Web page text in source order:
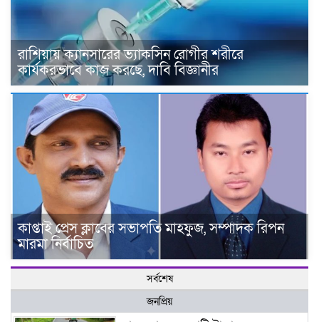
রাশিয়ায় ক্যানসারের ভ্যাকসিন রোগীর শরীরে
কার্যকরভাবে কাজ করছে, দাবি বিজ্ঞানীর
কাপ্তাই প্রেস ক্লাবের সভাপতি মাহফুজ, সম্পাদক রিপন
মারমা নির্বাচিত
সর্বশেষ
জনপ্রিয়